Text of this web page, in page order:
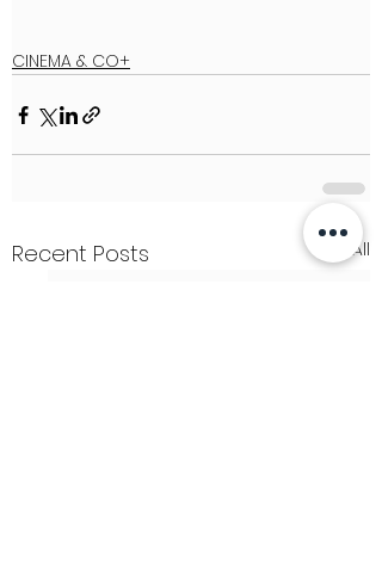
CINEMA & CO+
Recent Posts See All